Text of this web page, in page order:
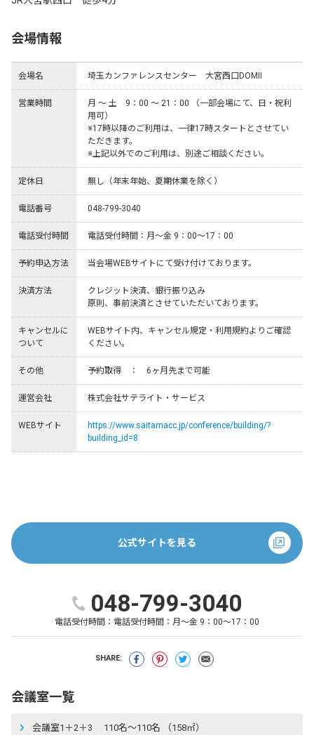
会場情報
会場名 埼玉カンファレンスセンター 大宮西口DOMⅡ
営業時間
月 ～ 土　9：00 ～ 21：00 （一部会場にて、日・祝利
用可）
※17時以降のご利用は、一律17時スタートとさせてい
ただきます。
※上記以外でのご利用は、別途ご相談ください。
定休日 無し（年末年始、夏期休業を除く）
電話番号 048-799-3040
電話受付時間 電話受付時間：月～金 9：00～17：00
予約申込方法 当会場WEBサイトにて受け付けております。
決済方法
クレジット決済、銀行振り込み
原則、事前決済とさせていただいております。
キャンセルに
ついて
WEBサイト内、キャンセル規定・利用規約よりご確認
ください。
その他 予約取得　：　6ヶ月先まで可能
運営会社 株式会社サテライト・サービス
WEBサイト
https://www.saitamacc.jp/conference/building/?
building_id=8
公式サイトを見る
048-799-3040
電話受付時間： 電話受付時間：月～金 9：00～17：00
SHARE:
会議室一覧
会議室1＋2＋3 110名〜110名 （158㎡）